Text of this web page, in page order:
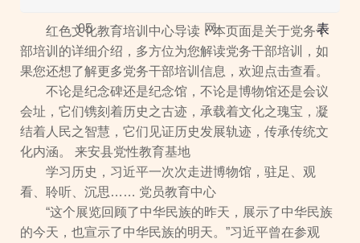
05 网 表
红色文化教育培训中心导读：本页面是关于党务干
部培训的详细介绍，多方位为您解读党务干部培训，如
果您还想了解更多党务干部培训信息，欢迎点击查看。
不论是纪念碑还是纪念馆，不论是博物馆还是会议
会址，它们镌刻着历史之古迹，承载着文化之瑰宝，凝
结着人民之智慧，它们见证历史发展轨迹，传承传统文
化内涵。 来安县党性教育基地
学习历史，习近平一次次走进博物馆，驻足、观
看、聆听、沉思…… 党员教育中心
“这个展览回顾了中华民族的昨天，展示了中华民族
的今天，也宣示了中华民族的明天。”习近平曾在参观